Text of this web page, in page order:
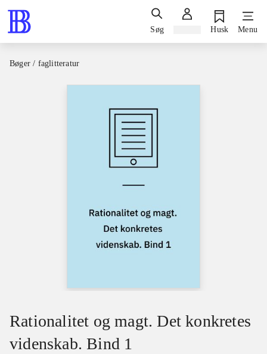
Søg Husk Menu
Bøger / faglitteratur
Rationalitet og magt. Det konkretes
videnskab. Bind 1